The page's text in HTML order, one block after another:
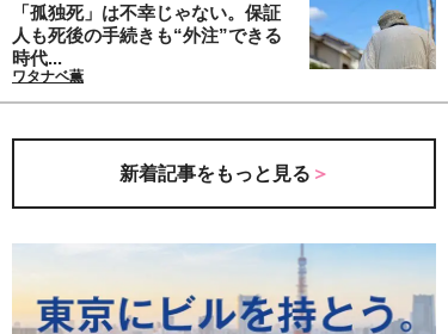
「孤独死」は不幸じゃない。保証
人も死後の手続きも“外注”できる
時代...
ワタナベ薫
新着記事をもっと見る